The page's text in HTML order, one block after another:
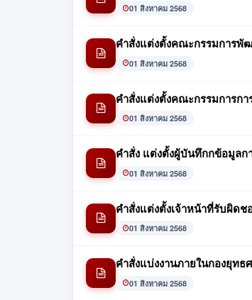
01 สิงหาคม 2568
คำสั่งแต่งตั้งคณะกรรมการพั
01 สิงหาคม 2568
คำสั่งแต่งตั้งคณะกรรมการก
01 สิงหาคม 2568
คำสั่ง แต่งตั้งผู้บันทึกกข้อมูลก
01 สิงหาคม 2568
คำสั่งแต่งตั้งเจ้าหน้าที่รับผิด
01 สิงหาคม 2568
คำสั่งแบ่งงานภายในกองยุทธ
01 สิงหาคม 2568